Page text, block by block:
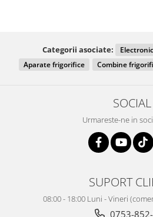
Categorii asociate:
Aparate frigorifice
Combine
SOCIAL
Urmareste-ne in
SUPORT
08:00 - 18:00 Luni - Vineri
0753-